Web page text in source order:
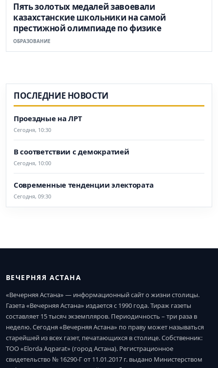
Пять золотых медалей завоевали
казахстанские школьники на самой
престижной олимпиаде по физике
ОБРАЗОВАНИЕ
ПОСЛЕДНИЕ НОВОСТИ
Проездные на ЛРТ
Сегодня, 10:30
В соответствии с демократией
Сегодня, 10:00
Современные тенденции электората
Сегодня, 09:30
ВЕЧЕРНЯЯ АСТАНА
«Вечерняя Астана» — информационный сайт о жизни столицы.
Газета «Вечерняя Астана» издается с 1990 года. Тираж газеты
составляет 15 тысяч экземпляров. Периодичность – три раза в
неделю. Сегодня «Вечерняя Астана» по праву может называться
старейшей из всех газет, печатающихся в столице. Собственник:
ТОО «Elorda Aqparat» (город Астана). Регистрационное
свидетельство № 16290-Г от 11.01.2017 г. выдано Министерством